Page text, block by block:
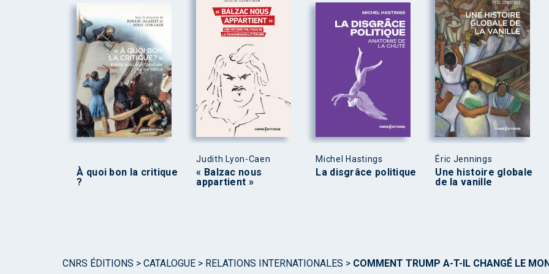
À quoi bon la critique
?
Judith Lyon-Caen
« Balzac nous
appartient »
Michel Hastings
La disgrâce politique
Éric Jennings
Une histoire globale
de la vanille
CNRS ÉDITIONS > CATALOGUE > RELATIONS INTERNATIONALES > COMMENT TRUMP A-T-IL CHANGÉ LE